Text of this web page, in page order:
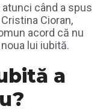
când a spus
Cioran,
acord că nu
lui iubită.
a